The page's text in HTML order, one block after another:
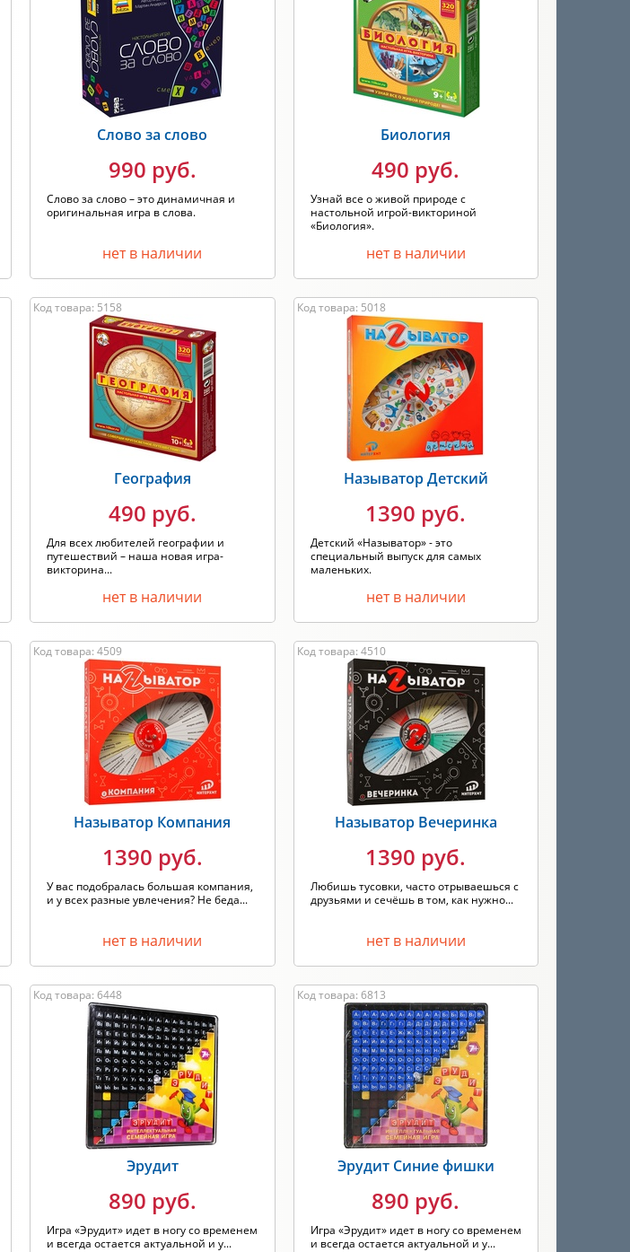
Слово за слово
990 руб.
Слово за слово – это динамичная и
оригинальная игра в слова.
нет в наличии
Биология
490 руб.
Узнай все о живой природе с
настольной игрой-викториной
«Биология».
нет в наличии
Код товара: 5158
География
490 руб.
Для всех любителей географии и
путешествий – наша новая игра-
викторина...
нет в наличии
Код товара: 5018
Называтор Детский
1390 руб.
Детский «Называтор» - это
специальный выпуск для самых
маленьких.
нет в наличии
Код товара: 4509
Называтор Компания
1390 руб.
У вас подобралась большая компания,
и у всех разные увлечения? Не беда...
нет в наличии
Код товара: 4510
Называтор Вечеринка
1390 руб.
Любишь тусовки, часто отрываешься с
друзьями и сечёшь в том, как нужно...
нет в наличии
Код товара: 6448
Эрудит
890 руб.
Игра «Эрудит» идет в ногу со временем
и всегда остается актуальной и у...
Код товара: 6813
Эрудит Синие фишки
890 руб.
Игра «Эрудит» идет в ногу со временем
и всегда остается актуальной и у...